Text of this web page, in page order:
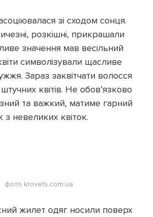
зі сходом сонця.
розкішні, прикрашали
значення мав весільний
символізували щасливе
Зараз заквітчати волосся
квітів. Не обов’язково
та важкий, матиме гарний
з невеликих квіток.
фото krovets.com.ua
жилет одяг носили поверх